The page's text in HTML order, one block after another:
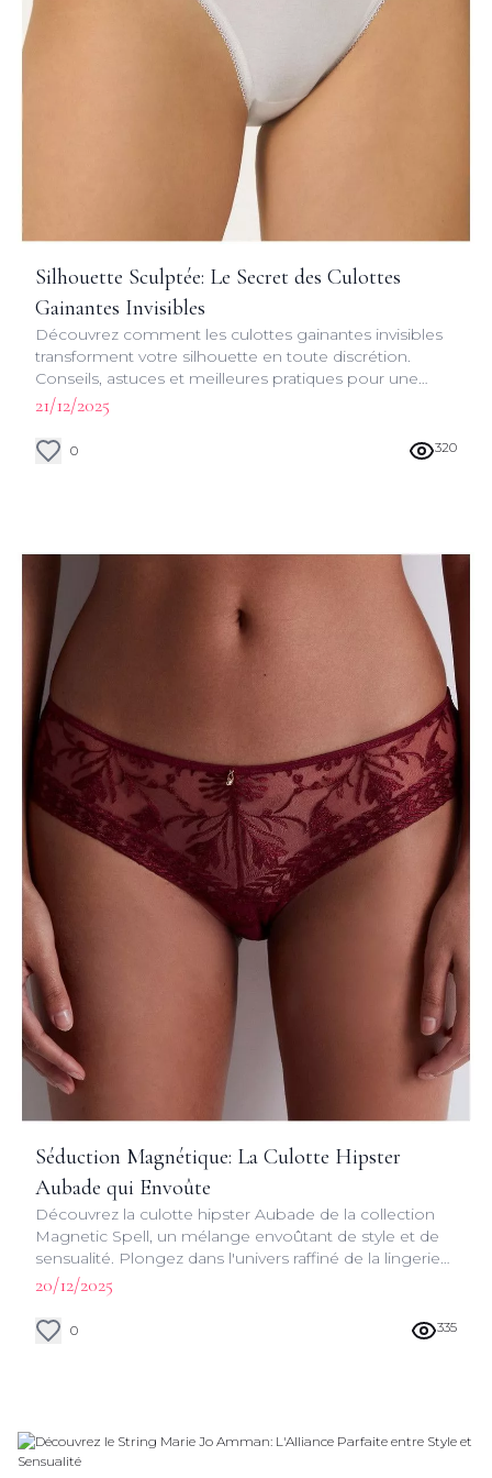
Silhouette Sculptée: Le Secret des Culottes
Gainantes Invisibles
Découvrez comment les culottes gainantes invisibles
transforment votre silhouette en toute discrétion.
Conseils, astuces et meilleures pratiques pour une
allure impeccable au quotidien.
21/12/2025
0 320
Séduction Magnétique: La Culotte Hipster
Aubade qui Envoûte
Découvrez la culotte hipster Aubade de la collection
Magnetic Spell, un mélange envoûtant de style et de
sensualité. Plongez dans l'univers raffiné de la lingerie
française et laissez-vous séduire par son charme
irrésistible.
20/12/2025
0 335